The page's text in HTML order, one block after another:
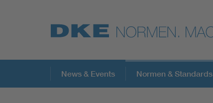
Top-Themen
News & Events Normen & Standards